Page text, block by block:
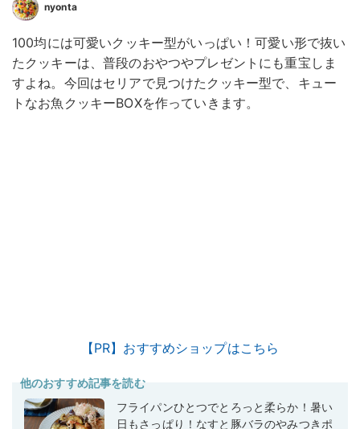
nyonta
100均には可愛いクッキー型がいっぱい！可愛い形で抜い
たクッキーは、普段のおやつやプレゼントにも重宝しま
すよね。今回はセリアで見つけたクッキー型で、キュー
トなお魚クッキーBOXを作っていきます。
【PR】おすすめショップはこちら
他のおすすめ記事を読む
フライパンひとつでとろっと柔らか！暑い
日もさっぱり！なすと豚バラのやみつきポ